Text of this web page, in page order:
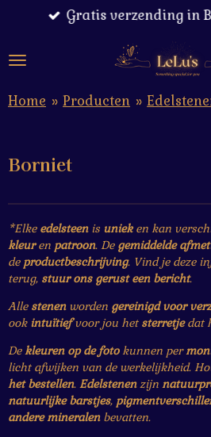
naar
hoofdinhoud
Gratis verzending in
Home » Producten »
Borniet
*Elke edelsteenis unieken kan
kleuren patroon. De gemiddelde
de productbeschrijving. Vind je deze
terug, stuur ons gerust een bericht.
Alle stenenworden gereinigd voor
ook intuïtiefvoor jou het sterretjedat
Dekleuren op de fotokunnen per
licht afwijken van de werkelijkheid.
het bestellen. Edelstenenzijn
natuurlijke barstjes,
andere mineralenbevatten.